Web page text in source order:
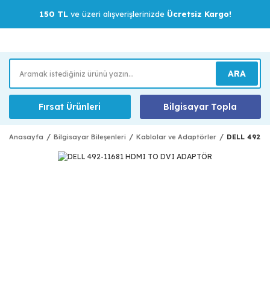
150 TLve üzeri alışverişlerinizde Ücretsiz Kargo!
ARA
Fırsat Ürünleri Bilgisayar Topla
Anasayfa Bilgisayar Bileşenleri Kablolar ve Adaptörler DELL 492-